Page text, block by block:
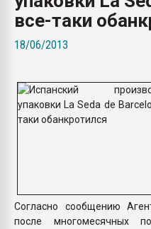
все-таки
18/06/2013
Согласно сообщению
после многомесячных